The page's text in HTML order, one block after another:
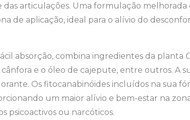
das articulações. Uma formulação
de aplicação, ideal para o alívio do
absorção, combina ingredientes da planta
cânfora e o óleo de cajepute, entre outros. A
Os fitocanabinóides incluídos na sua
um maior alívio e bem-estar na
psicoactivos ou narcóticos.